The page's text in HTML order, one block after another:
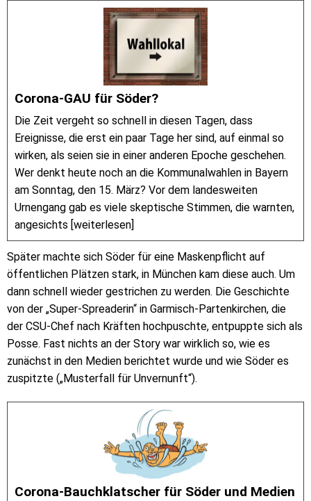
Corona-GAU für Söder?
Die Zeit vergeht so schnell in diesen Tagen, dass
Ereignisse, die erst ein paar Tage her sind, auf einmal so
wirken, als seien sie in einer anderen Epoche geschehen.
Wer denkt heute noch an die Kommunalwahlen in Bayern
am Sonntag, den 15. März? Vor dem landesweiten
Urnengang gab es viele skeptische Stimmen, die warnten,
angesichts [weiterlesen]
Später machte sich Söder für eine Maskenpflicht auf
öffentlichen Plätzen stark, in München kam diese auch. Um
dann schnell wieder gestrichen zu werden. Die Geschichte
von der „Super-Spreaderin“ in Garmisch-Partenkirchen, die
der CSU-Chef nach Kräften hochpuschte, entpuppte sich als
Posse. Fast nichts an der Story war wirklich so, wie es
zunächst in den Medien berichtet wurde und wie Söder es
zuspitzte („Musterfall für Unvernunft“).
Corona-Bauchklatscher für Söder und Medien